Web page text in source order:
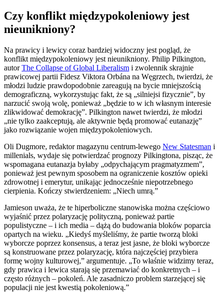
Czy konflikt międzypokoleniowy jest
nieunikniony?
Na prawicy i lewicy coraz bardziej widoczny jest pogląd, że
konflikt międzypokoleniowy jest nieunikniony. Philip Pilkington,
autorThe Collapse of Global Liberalism i zwolennik skrajnie
prawicowej partii Fidesz Viktora Orbána na Węgrzech, twierdzi, że
młodzi ludzie prawdopodobnie zareagują na bycie mniejszością
demograficzną, wykorzystując fakt, że są „silniejsi fizycznie”, by
narzucić swoją wolę, ponieważ „będzie to w ich własnym interesie
zlikwidować demokrację”. Pilkington nawet twierdzi, że młodzi
„nie tylko zaakceptują, ale aktywnie będą promować eutanazję”
jako rozwiązanie wojen międzypokoleniowych.
Oli Dugmore, redaktor magazynu centrum-lewego New Statesman i
millenials, wydaje się potwierdzać prognozy Pilkingtona, pisząc, że
wspomagana eutanazja byłaby „odpychającym pragmatyzmem”,
ponieważ jest pewnym sposobem na ograniczenie kosztów opieki
zdrowotnej i emerytur, unikając jednocześnie niepotrzebnego
cierpienia. Kończy stwierdzeniem: „Niech umrą.”
Jamieson uważa, że te hiperboliczne stanowiska można częściowo
wyjaśnić przez polaryzację polityczną, ponieważ partie
populistyczne – i ich media – dążą do budowania bloków poparcia
opartych na wieku. „Kiedyś myśleliśmy, że partie tworzą bloki
wyborcze poprzez konsensus, a teraz jest jasne, że bloki wyborcze
są konstruowane przez polaryzację, która najczęściej przybiera
formę wojny kulturowej,” argumentuje. „To właśnie widzimy teraz,
gdy prawica i lewica starają się przemawiać do konkretnych – i
często różnych – pokoleń. Ale zasadniczo problem starzejącej się
populacji nie jest kwestią pokoleniową.”